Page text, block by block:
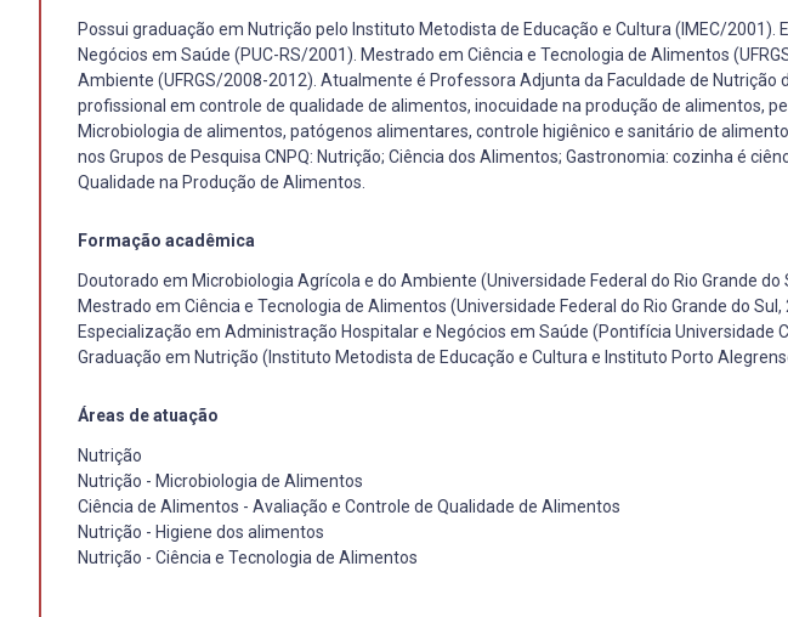
Possui graduação em Nutrição pelo Instituto Metodista de Educação e Cultura (IMEC/
Negócios em Saúde (PUC-RS/2001). Mestrado em Ciência e Tecnologia de Alimentos
Ambiente (UFRGS/2008-2012). Atualmente é Professora Adjunta da Faculdade de Nutrição
profissional em controle de qualidade de alimentos, inocuidade na produção de alimentos,
Microbiologia de alimentos, patógenos alimentares, controle higiênico e sanitário de
nos Grupos de Pesquisa CNPQ: Nutrição; Ciência dos Alimentos; Gastronomia: cozinha é
Qualidade na Produção de Alimentos.
Formação acadêmica
Doutorado em Microbiologia Agrícola e do Ambiente (Universidade Federal do Rio Grande do
Mestrado em Ciência e Tecnologia de Alimentos (Universidade Federal do Rio Grande do Sul,
Especialização em Administração Hospitalar e Negócios em Saúde (Pontifícia Universidade
Graduação em Nutrição (Instituto Metodista de Educação e Cultura e Instituto Porto
Áreas de atuação
Nutrição
Nutrição - Microbiologia de Alimentos
Ciência de Alimentos - Avaliação e Controle de Qualidade de Alimentos
Nutrição - Higiene dos alimentos
Nutrição - Ciência e Tecnologia de Alimentos